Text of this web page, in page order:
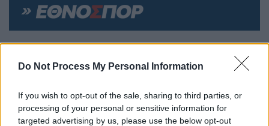
Do Not Process My Personal Information
If you wish to opt-out of the sale, sharing to third parties, or
processing of your personal or sensitive information for
targeted advertising by us, please use the below opt-out
Σέντρα τον Σεπτέμβρη; Μόνο στην
Ελλάδα, την Αλβανία και τους
ερασιτέχνες γίνονται αυτά...
Απίστευτο κι όμως... ελληνικό!